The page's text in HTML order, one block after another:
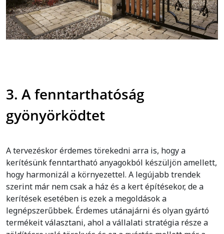
3. A fenntarthatóság
gyönyörködtet
A tervezéskor érdemes törekedni arra is, hogy a
kerítésünk fenntartható anyagokból készüljön amellett,
hogy harmonizál a környezettel. A legújabb trendek
szerint már nem csak a ház és a kert építésekor, de a
kerítések esetében is ezek a megoldások a
legnépszerűbbek. Érdemes utánajárni és olyan gyártó
termékeit választani, ahol a vállalati stratégia része a